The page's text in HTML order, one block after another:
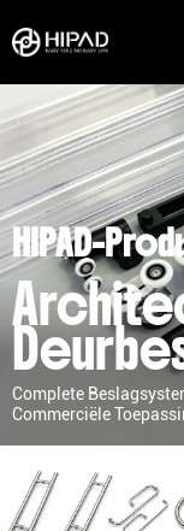
HIPAD-
Complete
Commerciële